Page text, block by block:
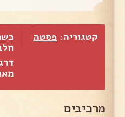
קטגוריה: פסטה
מרכיבים